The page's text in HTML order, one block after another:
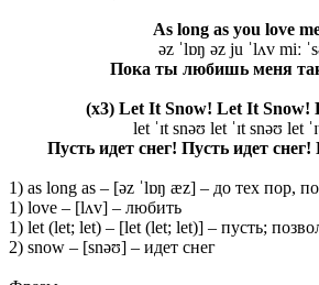
As long as you love
əz ˈlɒŋ əz ju ˈlʌv miː
Пока ты любишь меня
(x3) Let It Snow! Let It Snow!
let ˈɪt snəʊ let ˈɪt snəʊ let
Пусть идет снег! Пусть идет снег!
1) as long as – [əz ˈlɒŋ æz] – до тех пор,
1) love – [lʌv] – любить
1) let (let; let) – [let (let; let)] – пусть;
2) snow – [snəʊ] – идет снег